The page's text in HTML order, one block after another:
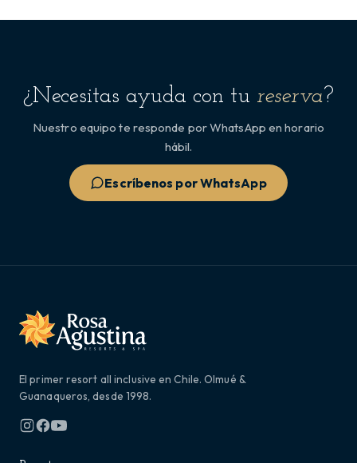
¿Necesitas ayuda con tu reserva?
Nuestro equipo te responde por WhatsApp en horario
hábil.
Escríbenos por WhatsApp
El primer resort all inclusive en Chile. Olmué &
Guanaqueros, desde 1998.